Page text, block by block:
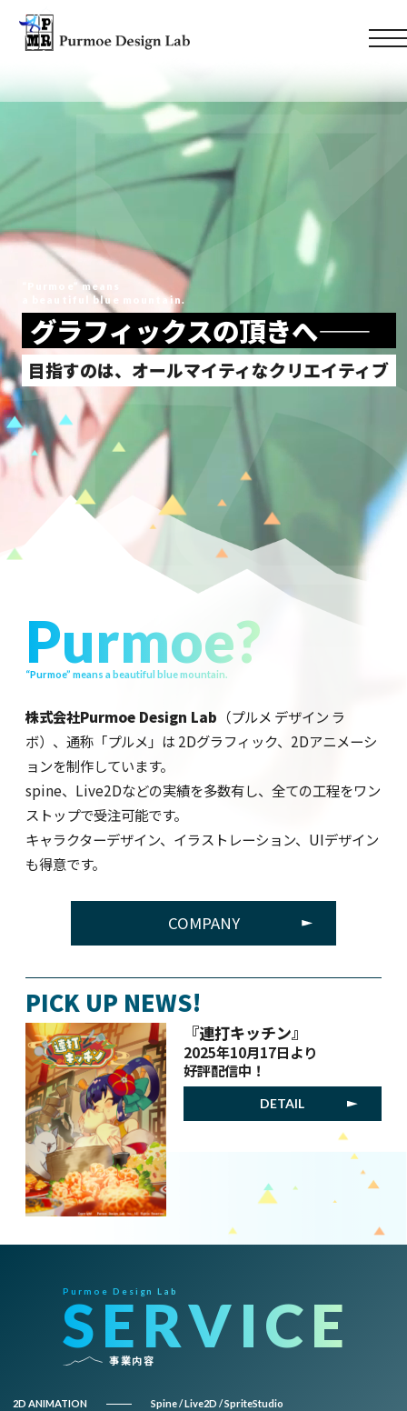
“Purmoe” means
a beautiful blue mountain.
グラフィックスの頂きへ——
目指すのは、オールマイティなクリエイティブ
Purmoe?
“Purmoe” means a beautiful blue mountain.
株式会社Purmoe Design Lab （プルメ デザイン ラ
ボ）、通称「プルメ」は 2Dグラフィック、2Dアニメーシ
ョンを制作しています。
spine、Live2Dなどの実績を多数有し、全ての工程をワン
ストップで受注可能です。
キャラクターデザイン、イラストレーション、UIデザイン
も得意です。
COMPANY
PICK UP NEWS!
『連打キッチン』
2025年10月17日より
好評配信中！
DETAIL
Purmoe Design Lab
SERVICE
事業内容
2D ANIMATION Spine / Live2D / SpriteStudio